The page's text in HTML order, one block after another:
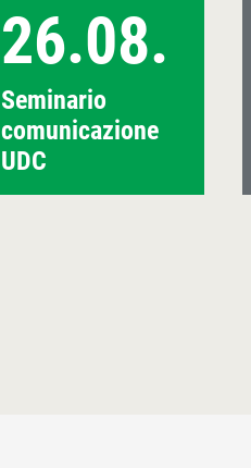
26.08.
Seminario
comunicazione
UDC